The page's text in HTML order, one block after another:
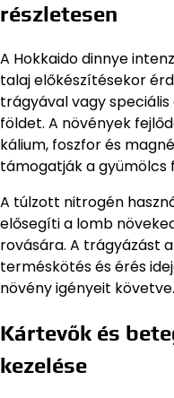
részletesen
A Hokkaido dinnye
talaj előkészítésekor
trágyával vagy
földet. A növények
kálium, foszfor és
támogatják a gyümölcs
A túlzott nitrogén
elősegíti a lomb
rovására. A trágyázást
terméskötés és érés
növény igényeit követve.
Kártevők és
kezelése